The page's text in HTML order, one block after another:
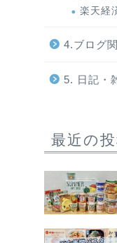
楽天経
4.ブログ
5. 日記・
最近の